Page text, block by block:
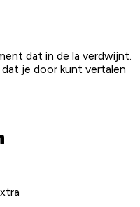
dat in de la verdwijnt.
je door kunt vertalen